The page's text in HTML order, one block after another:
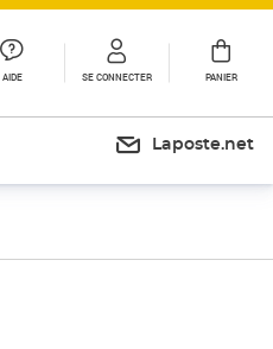
AIDE SE CONNECTER PANIER
Laposte.net